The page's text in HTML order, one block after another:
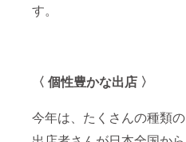
す。
〈 個性豊かな出店 〉
今年は、たくさんの種類の